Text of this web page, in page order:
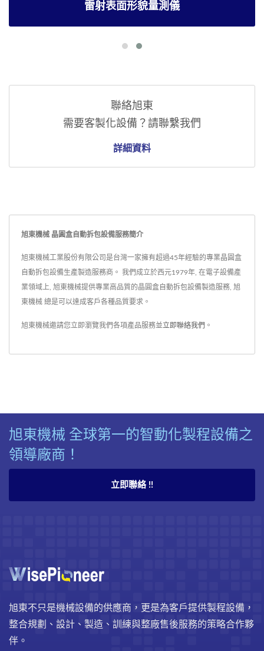
雷射表面形貌量測儀
聯絡旭東
需要客製化設備？請聯繫我們
詳細資料
旭東機械 晶圓盒自動拆包設備服務簡介
旭東機械工業股份有限公司是台灣一家擁有超過45年經驗的專業晶圓盒
自動拆包設備生產製造服務商。 我們成立於西元1979年, 在電子設備產
業領域上, 旭東機械提供專業高品質的晶圓盒自動拆包設備製造服務, 旭
東機械 總是可以達成客戶各種品質要求。
旭東機械邀請您立即瀏覽我們各項產品服務並立即聯絡我們 。
旭東機械 全球第一的智動化製程設備之
領導廠商！
立即聯絡 !!
旭東不只是機械設備的供應商，更是為客戶提供製程設備，
整合規劃、設計、製造、訓練與整廠售後服務的策略合作夥
伴。